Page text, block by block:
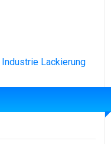
Industrie Lackierung